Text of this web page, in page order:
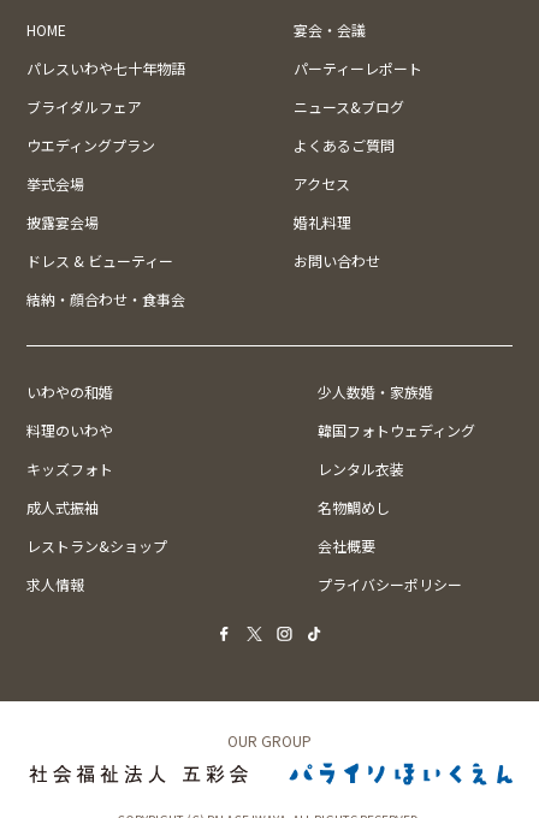
HOME
宴会・会議
パレスいわや七十年物語
パーティーレポート
ブライダルフェア
ニュース&ブログ
ウエディングプラン
よくあるご質問
挙式会場
アクセス
披露宴会場
婚礼料理
ドレス & ビューティー
お問い合わせ
結納・顔合わせ・食事会
いわやの和婚
少人数婚・家族婚
料理のいわや
韓国フォトウェディング
キッズフォト
レンタル衣装
成人式振袖
名物鯛めし
レストラン&ショップ
会社概要
求人情報
プライバシーポリシー
OUR GROUP